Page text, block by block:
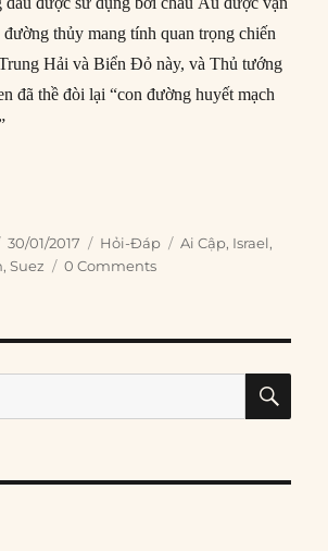
thủy mang tính quan trọng chiến
Hải và Biển Đỏ này, và Thủ tướng
đã thề đòi lại “con đường huyết mạch
hoảng Kênh đào Suez là gì?”
Posted
on
30/01/2017 Categories
Hỏi-Đáp Tags
Ai Cập, Israel,
,Suez 0 Comments